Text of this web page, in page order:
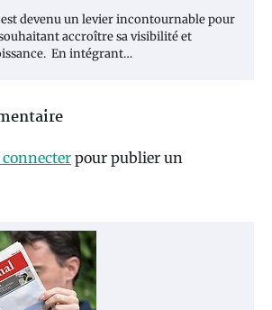
est devenu un levier incontournable pour
accroître sa visibilité et
En intégrant…
pour publier un